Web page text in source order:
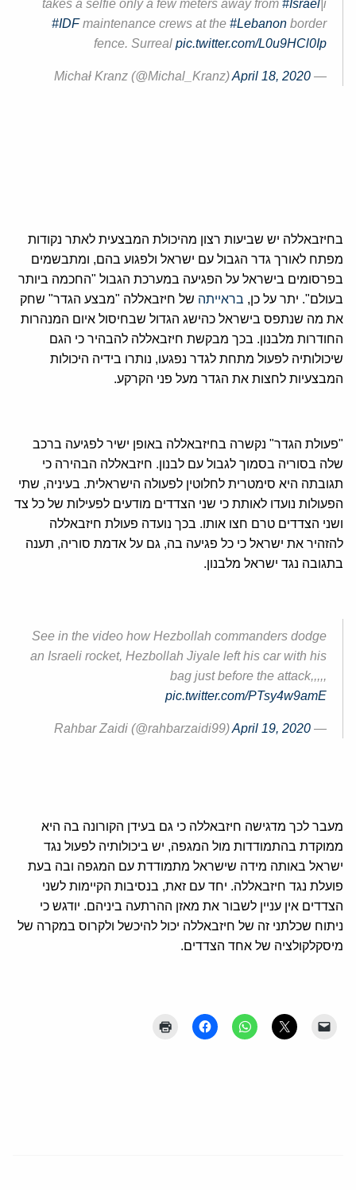
takes a selfie only a few meters away from #Israel |i
#IDFmaintenance crews at the #Lebanon border
fence. Surreal pic.twitter.com/L0u9HCl0Ip
— Michał Kranz (@Michal_Kranz)
April 18, 2020
בחיזבאללה יש שביעות רצון מהיכולת המבצעית לאתר נקודות
מפתח לאורך גדר הגבול עם ישראל ולפגוע בהם, ומתבשמים
בפרסומים בישראל על הפגיעה במערכת הגבול "החכמה ביותר
בעולם". יתר על כן, בראייתה של חיזבאללה "מבצע הגדר" שחק
את מה שנתפס בישראל כהישג הגדול שבחיסול איום המנהרות
החודרות מלבנון. בכך מבקשת חיזבאללה להבהיר כי הגם
שיכולותיה לפעול מתחת לגדר נפגעו, נותרו בידיה היכולות
המבצעיות לחצות את הגדר מעל פני הקרקע.
"פעולת הגדר" נקשרה בחיזבאללה באופן ישיר לפגיעה ברכב
שלה בסוריה בסמוך לגבול עם לבנון. חיזבאללה הבהירה כי
תגובתה היא סימטרית לחלוטין לפעולה הישראלית. בעיניה, שתי
הפעולות נועדו לאותת כי שני הצדדים מודעים לפעילות של כל צד
ושני הצדדים טרם חצו אותו. בכך נועדה פעולת חיזבאללה
להזהיר את ישראל כי כל פגיעה בה, גם על אדמת סוריה, תענה
בתגובה נגד ישראל מלבנון.
See in the video how Hezbollah commanders dodge
an Israeli rocket, Hezbollah Jiyale left his car with his
bag just before the attack,,,,,
pic.twitter.com/PTsy4w9amE
— Rahbar Zaidi (@rahbarzaidi99)
April 19, 2020
מעבר לכך מדגישה חיזבאללה כי גם בעידן הקורונה בה היא
ממוקדת בהתמודדות מול המגפה, יש ביכולותיה לפעול נגד
ישראל באותה מידה שישראל מתמודדת עם המגפה ובה בעת
פועלת נגד חיזבאללה. יחד עם זאת, בנסיבות הקיימות לשני
הצדדים אין עניין לשבור את מאזן ההרתעה ביניהם. יודגש כי
ניתוח שכלתני זה של חיזבאללה יכול להיכשל ולקרוס במקרה של
מיסקלקולציה של אחד הצדדים.